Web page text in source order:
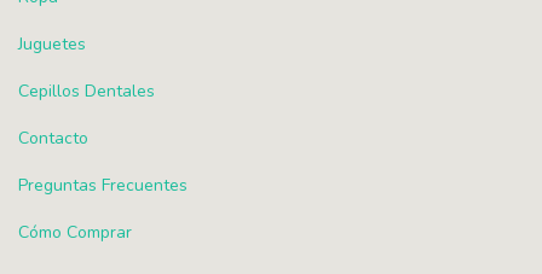
Juguetes
Cepillos Dentales
Contacto
Preguntas Frecuentes
Cómo Comprar